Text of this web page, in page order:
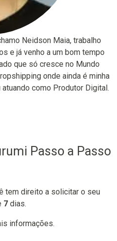
Neidson Maia, trabalho
e já venho a um bom tempo
que só cresce no Mundo
onde ainda é minha
como Produtor Digital.
Passo a Passo
tem direito a solicitar o seu
7 dias.
informações.